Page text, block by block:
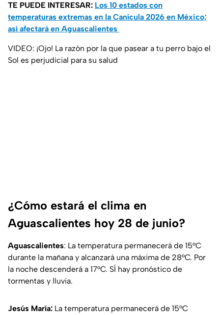
TE PUEDE INTERESAR: Los 10 estados con
temperaturas extremas en la Canícula 2026 en México;
así afectará en Aguascalientes
VIDEO: ¡Ojo! La razón por la que pasear a tu perro bajo el
Sol es perjudicial para su salud
¿Cómo estará el clima en
Aguascalientes hoy 28 de junio?
Aguascalientes: La temperatura permanecerá de 15°C
durante la mañana y alcanzará una máxima de 28°C. Por
la noche descenderá a 17°C. SÍ hay pronóstico de
tormentas y lluvia.
Jesús María: La temperatura permanecerá de 15°C